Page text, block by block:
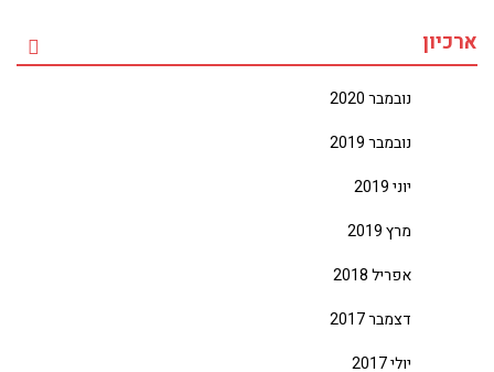
ארכיון
נובמבר 2020
נובמבר 2019
יוני 2019
מרץ 2019
אפריל 2018
דצמבר 2017
יולי 2017